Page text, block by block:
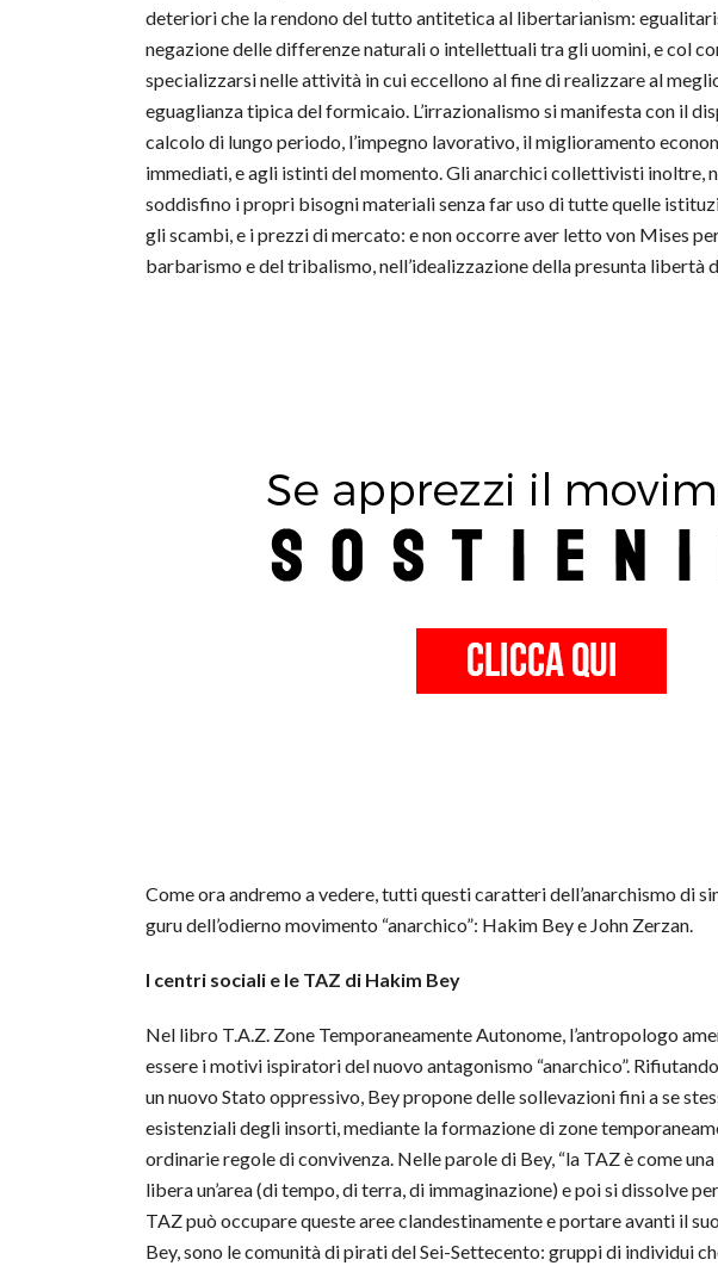
deteriori che la rendono del tutto antitetica al libertarianism:
negazione delle differenze naturali o intellettuali tra gli uomini, e col
specializzarsi nelle attività in cui eccellono al fine di realizzare al
eguaglianza tipica del formicaio. L’irrazionalismo si manifesta con il
calcolo di lungo periodo, l’impegno lavorativo, il miglioramento
immediati, e agli istinti del momento. Gli anarchici collettivisti inoltre,
soddisfino i propri bisogni materiali senza far uso di tutte quelle
gli scambi, e i prezzi di mercato: e non occorre aver letto von Mises
barbarismo e del tribalismo, nell’idealizzazione della presunta libertà
Come ora andremo a vedere, tutti questi caratteri dell’anarchismo di
guru dell’odierno movimento “anarchico”: Hakim Bey e John Zerzan.
I centri sociali e le TAZ di Hakim Bey
Nel libro T.A.Z. Zone Temporaneamente Autonome, l’antropologo
essere i motivi ispiratori del nuovo antagonismo “anarchico”.
un nuovo Stato oppressivo, Bey propone delle sollevazioni fini a se
esistenziali degli insorti, mediante la formazione di zone
ordinarie regole di convivenza. Nelle parole di Bey, “la TAZ è come
libera un’area (di tempo, di terra, di immaginazione) e poi si dissolve
TAZ può occupare queste aree clandestinamente e portare avanti il
Bey, sono le comunità di pirati del Sei-Settecento: gruppi di individui